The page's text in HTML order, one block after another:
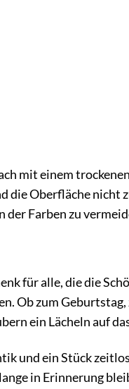
mit einem
Oberfläche nicht
Farben zu
für alle, die die
Ob zum
ein Lächeln auf
und ein Stück
in Erinnerung